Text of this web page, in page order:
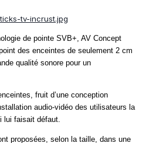
de pointe SVB+, AV Concept
des enceintes de seulement 2 cm
qualité sonore pour un
fruit d’une conception
audio-vidéo des utilisateurs la
lui faisait défaut.
proposées, selon la taille, dans une